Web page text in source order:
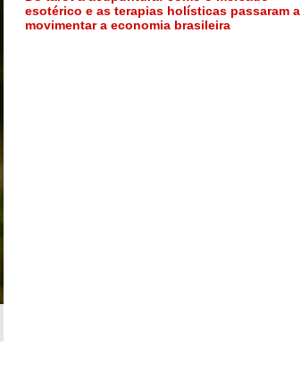
esotérico e as terapias holísticas passaram a
movimentar a economia brasileira